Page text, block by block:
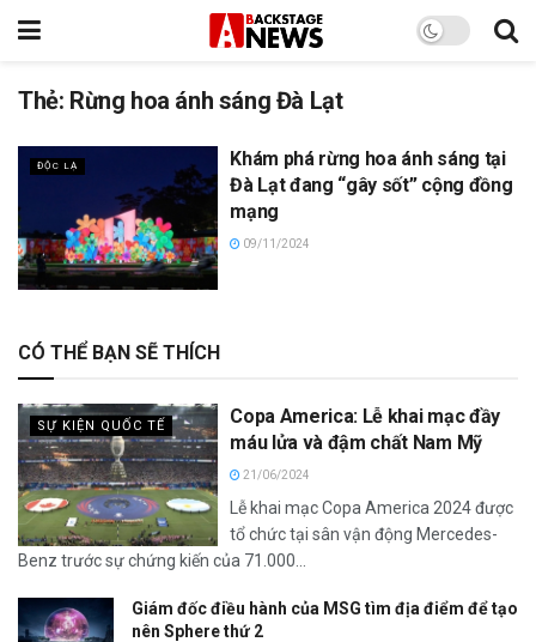
Thẻ: Rừng hoa ánh sáng Đà Lạt
ĐỘC LẠ
Khám phá rừng hoa ánh sáng tại
Đà Lạt đang “gây sốt” cộng đồng
mạng
09/11/2024
CÓ THỂ BẠN SẼ THÍCH
SỰ KIỆN QUỐC TẾ
Copa America: Lễ khai mạc đầy
máu lửa và đậm chất Nam Mỹ
21/06/2024
Lễ khai mạc Copa America 2024 được
tổ chức tại sân vận động Mercedes-
Benz trước sự chứng kiến của 71.000...
Giám đốc điều hành của MSG tìm địa điểm để tạo
nên Sphere thứ 2